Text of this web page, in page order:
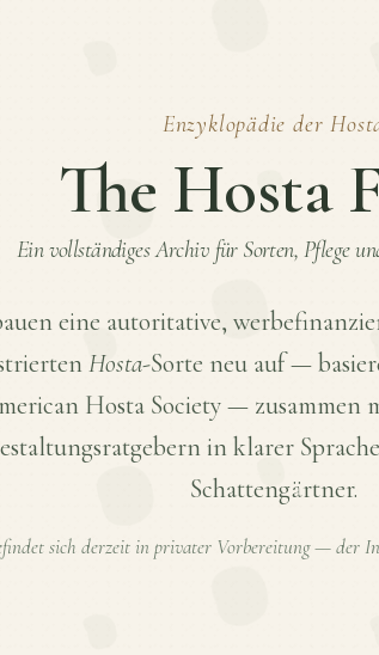
Enzyklopädie der
The Hosta
Ein vollständiges Archiv für Sorten, Pflege
eine autoritative,
Hosta-Sorte neu auf —
Hosta Society — zusammen
in klarer
Schattengärtner.
sich derzeit in privater Vorbereitung — der